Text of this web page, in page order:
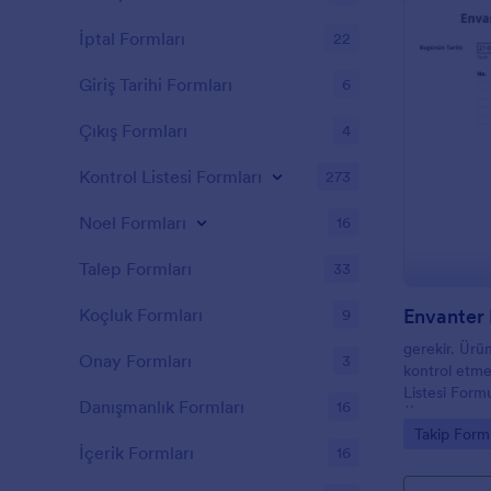
gerekir.
kontrol
Listesi
Örnek
Go to
Takip
İptal Formları 22
Giriş Tarihi Formları 6
Çıkış Formları 4
Kontrol Listesi Formları 273
Noel Formları 16
Talep Formları 33
Koçluk Formları 9
Onay Formları 3
Danışmanlık Formları 16
İçerik Formları 16